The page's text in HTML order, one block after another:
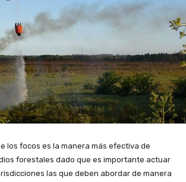
los focos es la manera más efectiva de
forestales dado que es importante actuar
las que deben abordar de manera